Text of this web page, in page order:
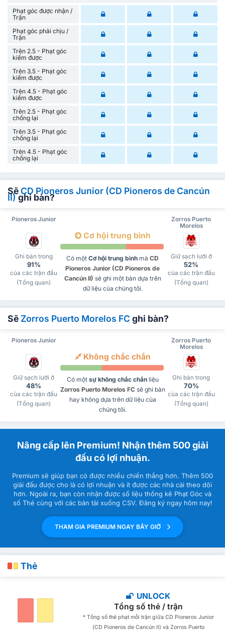
Phạt góc được nhận /
Trận
Phạt góc phải chịu /
Trận
Trên 2.5 - Phạt góc
kiếm được
Trên 3.5 - Phạt góc
kiếm được
Trên 4.5 - Phạt góc
kiếm được
Trên 2.5 - Phạt góc
chống lại
Trên 3.5 - Phạt góc
chống lại
Trên 4.5 - Phạt góc
chống lại
Sẽ CD Pioneros Junior (CD Pioneros de Cancún
II)ghi bàn?
Pioneros Junior
Zorros Puerto
Morelos
Ghi bàn trong
91%
của các trận đấu
(Tổng quan)
Cơ hội trung bình
Có một Cơ hội trung bình mà CD
Pioneros Junior (CD Pioneros de
Cancún II) sẽ ghi một bàn dựa trên
dữ liệu của chúng tôi.
Giữ sạch lưới ở
52%
của các trận đấu
(Tổng quan)
Sẽ Zorros Puerto Morelos FC ghi bàn?
Pioneros Junior
Zorros Puerto
Morelos
Giữ sạch lưới ở
48%
của các trận đấu
(Tổng quan)
Không chắc chắn
Có một sự không chắc chắnliệu
Zorros Puerto Morelos FCsẽ ghi bàn
hay không dựa trên dữ liệu của
chúng tôi.
Ghi bàn trong
70%
của các trận đấu
(Tổng quan)
Nâng cấp lên Premium! Nhận thêm 500 giải
đấu có lợi nhuận.
Premium sẽ giúp bạn có được nhiều chiến thắng hơn. Thêm 500
giải đấu được cho là có lợi nhuận và ít được các nhà cái theo dõi
hơn. Ngoài ra, bạn còn nhận được số liệu thống kê Phạt Góc và
số Thẻ cùng với các bản tải xuống CSV. Đăng ký ngay hôm nay!
THAM GIA PREMIUM NGAY BÂY GIỜ
Thẻ
UNLOCK
Tổng số thẻ / trận
* Tổng số thẻ phạt mỗi trận giữa CD Pioneros Junior
(CD Pioneros de Cancún II) và Zorros Puerto